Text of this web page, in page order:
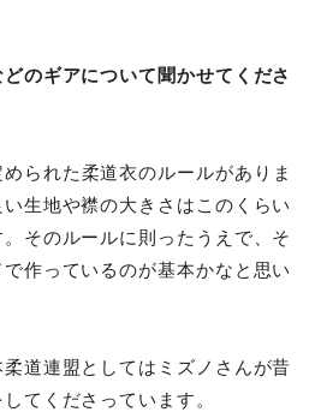
のギアについて聞かせてくださ
められた柔道衣のルールがありま
生地や襟の大きさはこのくらい
そのルールに則ったうえで、そ
作っているのが基本かなと思い
道連盟としてはミズノさんが昔
てくださっています。